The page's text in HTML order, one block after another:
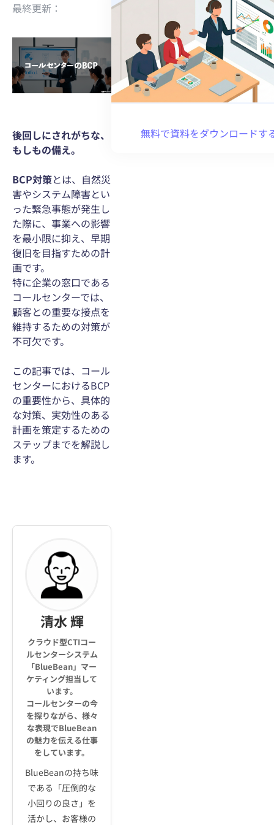
最終更新：
後回しにされがちな、
もしもの備え。
BCP対策とは、自然災
害やシステム障害とい
った緊急事態が発生し
た際に、事業への影響
を最小限に抑え、早期
復旧を目指すための計
画です。
特に企業の窓口である
コールセンターでは、
顧客との重要な接点を
維持するための対策が
不可欠です。
この記事では、コール
センターにおけるBCP
の重要性から、具体的
な対策、実効性のある
計画を策定するための
ステップまでを解説し
ます。
清水 輝
クラウド型CTIコー
ルセンターシステム
「BlueBean」マー
ケティング担当して
います。
コールセンターの今
を探りながら、様々
な表現でBlueBean
の魅力を伝える仕事
をしています。
BlueBeanの持ち味
である「圧倒的な
小回りの良さ」を
活かし、お客様の
無料で資料をダウンロードす